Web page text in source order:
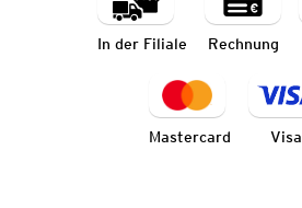
In der Filiale Rechnung
Mastercard Visa